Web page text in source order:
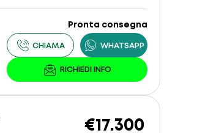
Pronta consegna
€17.300